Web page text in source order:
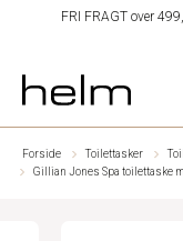
FRI FRAGT over
Forside Toilettasker
Gillian Jones Spa toilettaske